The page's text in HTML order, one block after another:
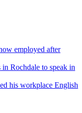
employed after
Rochdale to speak in
his workplace English